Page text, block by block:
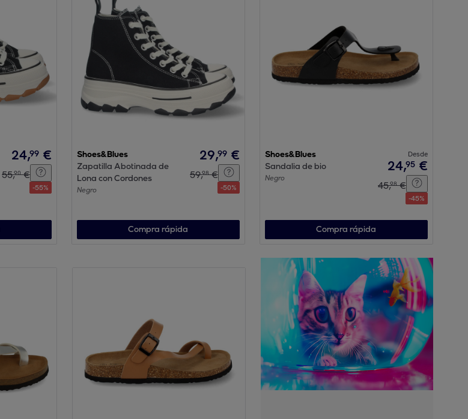
24,99 €
55,90 €
-55%
Shoes&Blues
Zapatilla Abotinada de
Lona con Cordones
Negro
29,99 €
59,98 €
-50%
Compra rápida
Shoes&Blues
Sandalia de bio
Negro
Desde
24,95 €
45,98 €
-45%
Compra rápida